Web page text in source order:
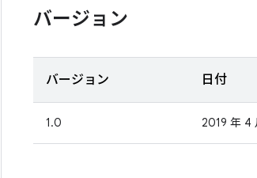
バージョン
バージョン 日付
1.0 2019 年 4